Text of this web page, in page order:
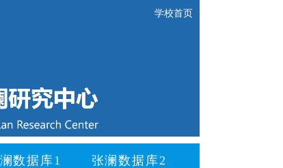
学校首页
数据库1 张澜数据库2